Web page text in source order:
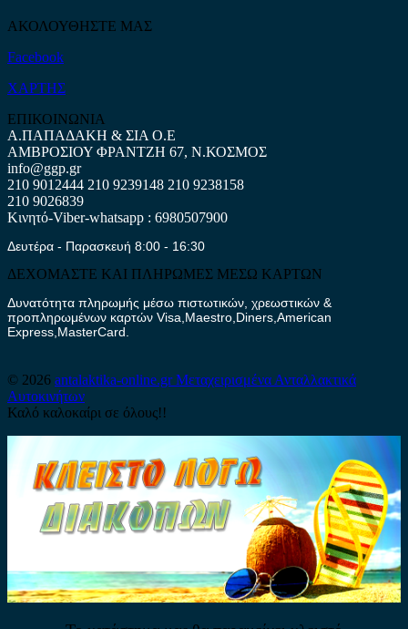
ΑΚΟΛΟΥΘΗΣΤΕ ΜΑΣ
Facebook
ΧΑΡΤΗΣ
ΕΠΙΚΟΙΝΩΝΙΑ
Α.ΠΑΠΑΔΑΚΗ & ΣΙΑ Ο.Ε
ΑΜΒΡΟΣΙΟΥ ΦΡΑΝΤΖΗ 67, Ν.ΚΟΣΜΟΣ
info@ggp.gr
210 9012444 210 9239148 210 9238158
210 9026839
Κινητό-Viber-whatsapp : 6980507900
Δευτέρα - Παρασκευή 8:00 - 16:30
ΔΕΧΟΜΑΣΤΕ ΚΑΙ ΠΛΗΡΩΜΕΣ ΜΕΣΩ ΚΑΡΤΩΝ
Δυνατότητα πληρωμής μέσω πιστωτικών, χρεωστικών &
προπληρωμένων καρτών Visa,Maestro,Diners,American
Express,MasterCard.
© 2026 antalaktika-online.grΜεταχειρισμένα Ανταλλακτικά
Αυτοκινήτων
Καλό καλοκαίρι σε όλους!!